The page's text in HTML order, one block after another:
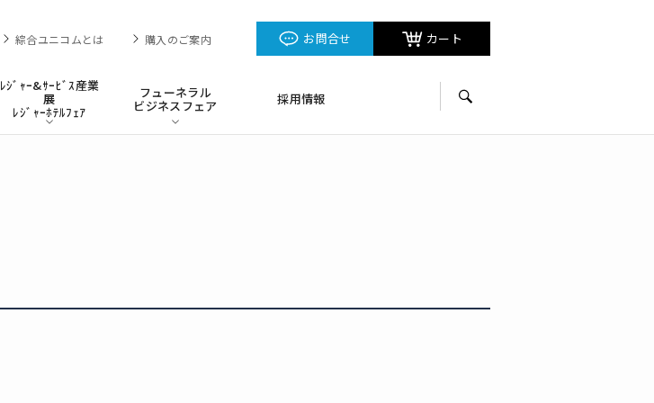
ﾚｼﾞｬｰ&ｻｰﾋﾞｽ産業
展
ﾚｼﾞｬｰﾎﾃﾙﾌｪｱ
フューネラル
ビジネスフェア 採用情報
お問合せ カート
綜合ユニコムとは 購入のご案内